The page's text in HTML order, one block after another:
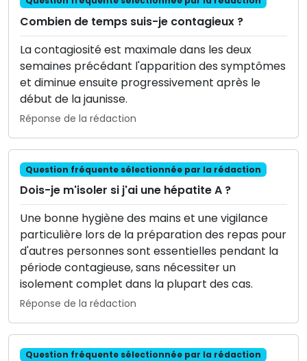
Combien de temps suis-je contagieux ?
La contagiosité est maximale dans les deux
semaines précédant l'apparition des symptômes
et diminue ensuite progressivement après le
début de la jaunisse.
Réponse de la rédaction
Question fréquente sélectionnée par la rédaction
Dois-je m'isoler si j'ai une hépatite A ?
Une bonne hygiène des mains et une vigilance
particulière lors de la préparation des repas pour
d'autres personnes sont essentielles pendant la
période contagieuse, sans nécessiter un
isolement complet dans la plupart des cas.
Réponse de la rédaction
Question fréquente sélectionnée par la rédaction